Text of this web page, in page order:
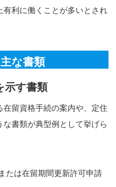
利に働くことが多いとされ
な書類
示す書類
留資格手続の案内や、定住
書類が典型例として挙げら
たは在留期間更新許可申請